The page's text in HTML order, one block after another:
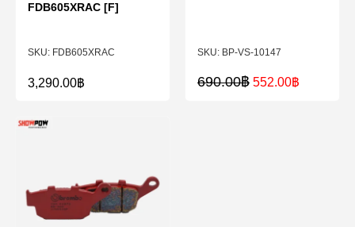
FDB605XRAC
FDB605XRAC [F]
3,290.00฿
BP-VS-10147
690.00฿ 552.00฿